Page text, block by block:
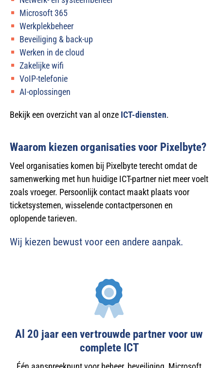
Microsoft 365
Werkplekbeheer
Beveiliging & back-up
Werken in de cloud
Zakelijke wifi
VoIP-telefonie
AI-oplossingen
Bekijk een overzicht van al onze ICT-diensten.
Waarom kiezen organisaties voor Pixelbyte?
Veel organisaties komen bij Pixelbyte terecht omdat de
samenwerking met hun huidige ICT-partner niet meer voelt
zoals vroeger. Persoonlijk contact maakt plaats voor
ticketsystemen, wisselende contactpersonen en
oplopende tarieven.
Wij kiezen bewust voor een andere aanpak.
Al 20 jaar een vertrouwde partner voor uw
complete ICT